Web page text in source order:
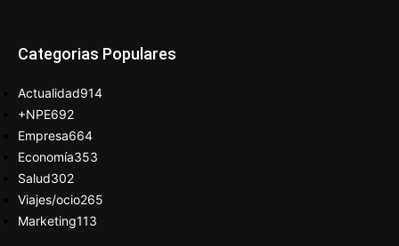
Categorias Populares
Actualidad914
+NPE692
Empresa664
Economía353
Salud302
Viajes/ocio265
Marketing113